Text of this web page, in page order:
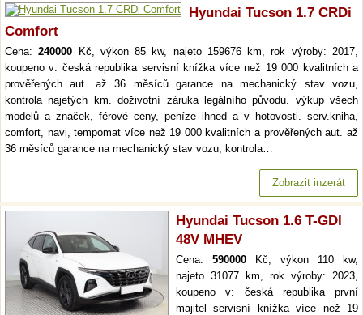
Hyundai Tucson 1.7 CRDi
Comfort
Cena:240000 Kč, výkon 85 kw, najeto 159676 km, rok výroby: 2017,
koupeno v: česká republika servisní knížka více než 19 000 kvalitních a
prověřených aut. až 36 měsíců garance na mechanický stav vozu,
kontrola najetých km. doživotní záruka legálního původu. výkup všech
modelů a značek, férové ceny, peníze ihned a v hotovosti. serv.kniha,
comfort, navi, tempomat více než 19 000 kvalitních a prověřených aut. až
36 měsíců garance na mechanický stav vozu, kontrola…
Zobrazit inzerát
Hyundai Tucson 1.6 T-GDI
48V MHEV
Cena: 590000 Kč, výkon 110 kw,
najeto 31077 km, rok výroby: 2023,
koupeno v: česká republika první
majitel servisní knížka více než 19